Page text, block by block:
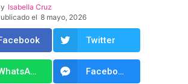
Isabella Cruz
el 8 mayo, 2026
Twitter
WhatsApp Facebook Messenger